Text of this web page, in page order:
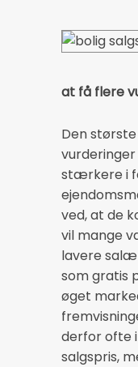
at få flere
Den
stærkere i
ved, at de
vil mange
lavere
som gratis
øget
derfor ofte
salgspris,